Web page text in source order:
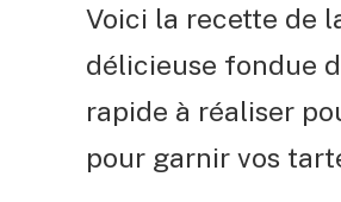
Voici la recette de
délicieuse fondue
rapide à réaliser
pour garnir vos